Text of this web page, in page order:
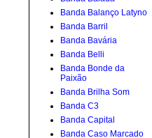
Banda Balanço Latyno
Banda Barril
Banda Bavária
Banda Belli
Banda Bonde da
Paixão
Banda Brilha Som
Banda C3
Banda Capital
Banda Caso Marcado